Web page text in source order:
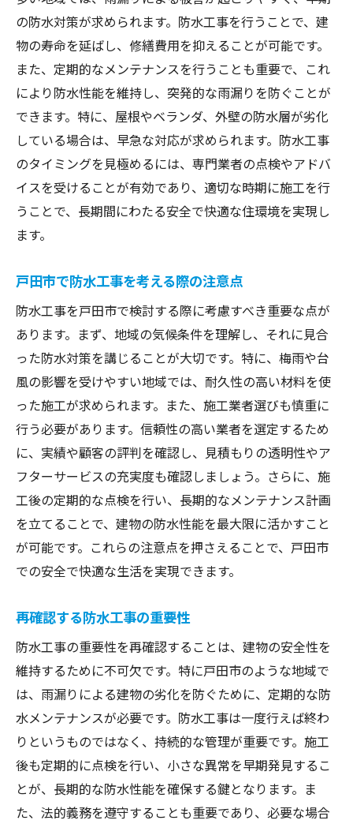
の防水対策が求められます。防水工事を行うことで、建
物の寿命を延ばし、修繕費用を抑えることが可能です。
また、定期的なメンテナンスを行うことも重要で、これ
により防水性能を維持し、突発的な雨漏りを防ぐことが
できます。特に、屋根やベランダ、外壁の防水層が劣化
している場合は、早急な対応が求められます。防水工事
のタイミングを見極めるには、専門業者の点検やアドバ
イスを受けることが有効であり、適切な時期に施工を行
うことで、長期間にわたる安全で快適な住環境を実現し
ます。
戸田市で防水工事を考える際の注意点
防水工事を戸田市で検討する際に考慮すべき重要な点が
あります。まず、地域の気候条件を理解し、それに見合
った防水対策を講じることが大切です。特に、梅雨や台
風の影響を受けやすい地域では、耐久性の高い材料を使
った施工が求められます。また、施工業者選びも慎重に
行う必要があります。信頼性の高い業者を選定するため
に、実績や顧客の評判を確認し、見積もりの透明性やア
フターサービスの充実度も確認しましょう。さらに、施
工後の定期的な点検を行い、長期的なメンテナンス計画
を立てることで、建物の防水性能を最大限に活かすこと
が可能です。これらの注意点を押さえることで、戸田市
での安全で快適な生活を実現できます。
再確認する防水工事の重要性
防水工事の重要性を再確認することは、建物の安全性を
維持するために不可欠です。特に戸田市のような地域で
は、雨漏りによる建物の劣化を防ぐために、定期的な防
水メンテナンスが必要です。防水工事は一度行えば終わ
りというものではなく、持続的な管理が重要です。施工
後も定期的に点検を行い、小さな異常を早期発見するこ
とが、長期的な防水性能を確保する鍵となります。ま
た、法的義務を遵守することも重要であり、必要な場合